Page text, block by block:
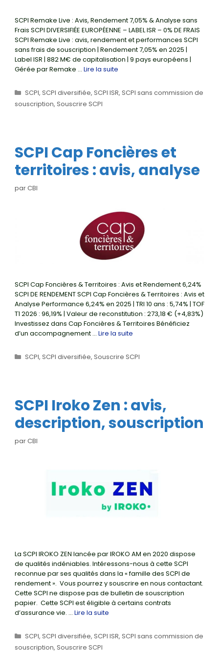
SCPI Remake Live : Avis, Rendement 7,05% & Analyse sans
Frais SCPI DIVERSIFIÉE EUROPÉENNE – LABEL ISR – 0% DE FRAIS
SCPI Remake Live : avis, rendement et performances SCPI
sans frais de souscription | Rendement 7,05% en 2025 |
Label ISR | 882 M€ de capitalisation | 9 pays européens |
Gérée par Remake … Lire la suite
Catégories
SCPI, SCPI diversifiée, SCPI ISR, SCPI sans commission de
souscription, Souscrire SCPI
SCPI Cap Foncières et
territoires : avis, analyse
parCBI
SCPI Cap Foncières & Territoires : Avis et Rendement 6,24%
SCPI DE RENDEMENT SCPI Cap Foncières & Territoires : Avis et
Analyse Performance 6,24% en 2025 | TRI 10 ans : 5,74% | TOF
T1 2026 : 96,19% | Valeur de reconstitution : 273,18 € (+4,83%)
Investissez dans Cap Foncières & Territoires Bénéficiez
d’un accompagnement … Lire la suite
Catégories
SCPI, SCPI diversifiée, Souscrire SCPI
SCPI Iroko Zen : avis,
description, souscription
parCBI
La SCPI IROKO ZEN lancée par IROKO AM en 2020 dispose
de qualités indéniables. Intéressons-nous à cette SCPI
reconnue par ses qualités dans la « famille des SCPI de
rendement ». Vous pourrez y souscrire en nous contactant.
Cette SCPI ne dispose pas de bulletin de souscription
papier. Cette SCPI est éligible à certains contrats
d’assurance vie. … Lire la suite
Catégories
SCPI, SCPI diversifiée, SCPI ISR, SCPI sans commission de
souscription, Souscrire SCPI